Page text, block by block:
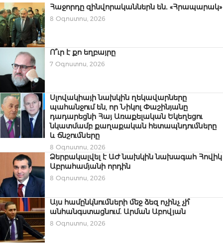
Հաջորդը զինվորականներն են․ «Հրապարակ»
8 Օգոստոս, 2026
Ո՞ւր է քո եղբայրը
7 Օգոստոս, 2026
Սլովակիայի նախկին ղեկավարները
պահանջում են, որ Նիկոլ Փաշինյանը
դադարեցնի Հայ Առաքելական Եկեղեցու
նկատմամբ քաղաքական հետապնդումները
և ճնշումները
8 Օգոստոս, 2026
Ձերբակալվել է ԱԺ նախկին նախագահ Հովիկ
Աբրահամյանի որդին
8 Օգոստոս, 2026
Այս համընկնումների մեջ ձեզ ոչինչ չի՞
անհանգստացնում. Արման Աբովյան
8 Օգոստոս, 2026